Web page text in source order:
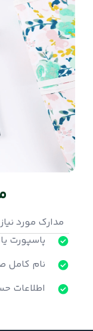
مدارک مورد
پاسپورت
نام کامل
اطلاعات